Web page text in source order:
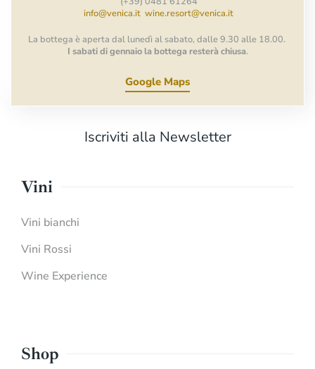
info@venica.it wine.resort@venica.it
La bottega è aperta dal lunedì al sabato, dalle 9.30 alle 18.00.
I sabati di gennaio la bottega resterà chiusa.
Google Maps
Iscriviti alla Newsletter
Vini
Vini bianchi
Vini Rossi
Wine Experience
Shop